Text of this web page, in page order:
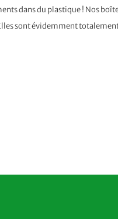
dans du plastique ! Nos
sont évidemment